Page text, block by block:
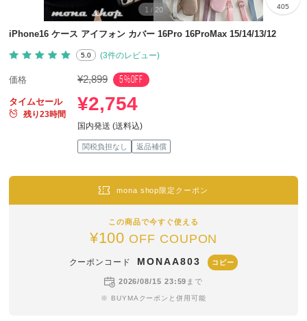
1 / 20 405
iPhone16 ケース アイフォン カバー 16Pro 16ProMax 15/14/13/12
5.0 (3件のレビュー)
価格 ¥2,899 5%OFF
タイムセール
残り23時間
¥2,754
国内発送 (送料込)
関税負担なし 返品補償
mona shop限定クーポン
この商品で今すぐ使える
¥100 OFF COUPON
クーポンコード MONAA803 コピー
2026/08/15 23:59 まで
※ BUYMAクーポンと併用可能